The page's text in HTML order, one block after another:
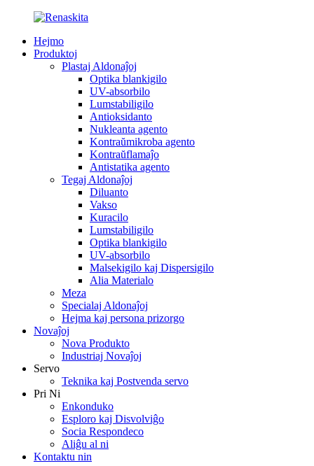
Hejmo
Produktoj
Plastaj Aldonaĵoj
Optika blankigilo
UV-absorbilo
Lumstabiligilo
Antioksidanto
Nukleanta agento
Kontraŭmikroba agento
Kontraŭflamaĵo
Antistatika agento
Tegaj Aldonaĵoj
Diluanto
Vakso
Kuracilo
Lumstabiligilo
Optika blankigilo
UV-absorbilo
Malsekigilo kaj Dispersigilo
Alia Materialo
Meza
Specialaj Aldonaĵoj
Hejma kaj persona prizorgo
Novaĵoj
Nova Produkto
Industriaj Novaĵoj
Servo
Teknika kaj Postvenda servo
Pri Ni
Enkonduko
Esploro kaj Disvolviĝo
Socia Respondeco
Aliĝu al ni
Kontaktu nin